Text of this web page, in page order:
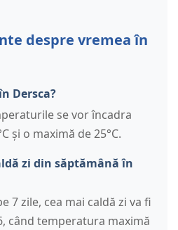
despre vremea în
Dersca?
se vor încadra
și o maximă de 25°C.
zi din săptămână în
7 zile, cea mai caldă zi va fi
când temperatura maximă